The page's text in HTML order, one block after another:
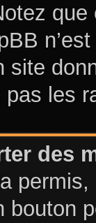
que
site
les
des
bouton